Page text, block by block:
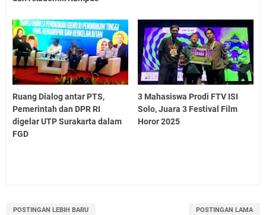
Ruang Dialog antar PTS,
Pemerintah dan DPR RI
digelar UTP Surakarta dalam
FGD
3 Mahasiswa Prodi FTV ISI
Solo, Juara 3 Festival Film
Horor 2025
POSTINGAN LEBIH BARU POSTINGAN LAMA